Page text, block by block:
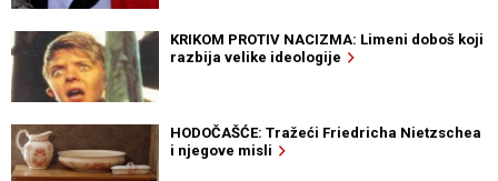
KRIKOM PROTIV NACIZMA: Limeni doboš koji
razbija velike ideologije
HODOČAŠĆE: Tražeći Friedricha Nietzschea
i njegove misli